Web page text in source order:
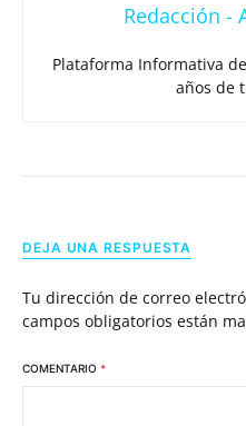
Redacción -
Plataforma Informativa
años de
DEJA UNA RESPUESTA
Tu dirección de correo
campos obligatorios están
COMENTARIO *